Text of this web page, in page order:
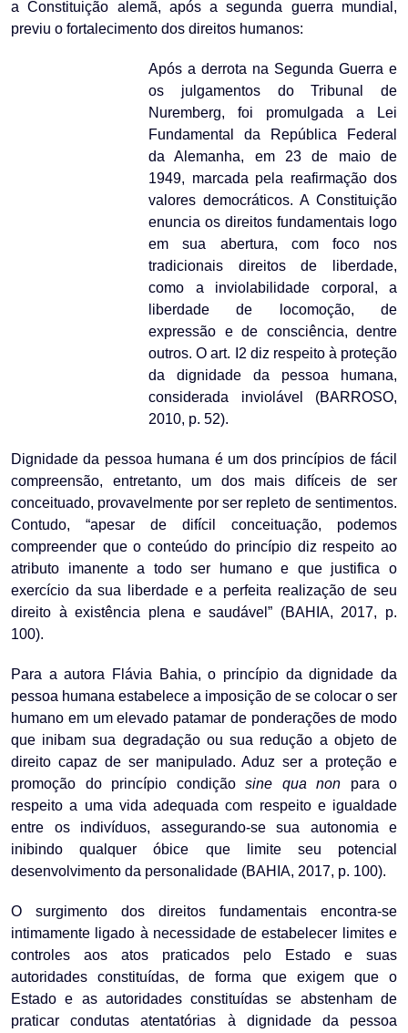
a Constituição alemã, após a segunda guerra mundial,
previu o fortalecimento dos direitos humanos:
Após a derrota na Segunda Guerra e
os julgamentos do Tribunal de
Nuremberg, foi promulgada a Lei
Fundamental da República Federal
da Alemanha, em 23 de maio de
1949, marcada pela reafirmação dos
valores democráticos. A Constituição
enuncia os direitos fundamentais logo
em sua abertura, com foco nos
tradicionais direitos de liberdade,
como a inviolabilidade corporal, a
liberdade de locomoção, de
expressão e de consciência, dentre
outros. O art. I2 diz respeito à proteção
da dignidade da pessoa humana,
considerada inviolável (BARROSO,
2010, p. 52).
Dignidade da pessoa humana é um dos princípios de fácil
compreensão, entretanto, um dos mais difíceis de ser
conceituado, provavelmente por ser repleto de sentimentos.
Contudo, “apesar de difícil conceituação, podemos
compreender que o conteúdo do princípio diz respeito ao
atributo imanente a todo ser humano e que justifica o
exercício da sua liberdade e a perfeita realização de seu
direito à existência plena e saudável” (BAHIA, 2017, p.
100).
Para a autora Flávia Bahia, o princípio da dignidade da
pessoa humana estabelece a imposição de se colocar o ser
humano em um elevado patamar de ponderações de modo
que inibam sua degradação ou sua redução a objeto de
direito capaz de ser manipulado. Aduz ser a proteção e
promoção do princípio condição sine qua non para o
respeito a uma vida adequada com respeito e igualdade
entre os indivíduos, assegurando-se sua autonomia e
inibindo qualquer óbice que limite seu potencial
desenvolvimento da personalidade (BAHIA, 2017, p. 100).
O surgimento dos direitos fundamentais encontra-se
intimamente ligado à necessidade de estabelecer limites e
controles aos atos praticados pelo Estado e suas
autoridades constituídas, de forma que exigem que o
Estado e as autoridades constituídas se abstenham de
praticar condutas atentatórias à dignidade da pessoa